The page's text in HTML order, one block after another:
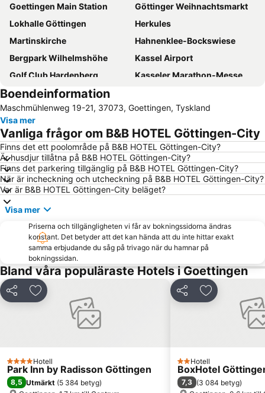
Goettingen Main Station
Göttinger Weihnachtsmarkt
Lokhalle Göttingen
Herkules
Martinskirche
Hahnenklee-Bockswiese
Bergpark Wilhelmshöhe
Kassel Airport
Golf Club Hardenberg
Kasseler Marathon-Messe
Stadtfest in Kassel
Kasseler Musiktage
Kasseler Museumsnacht
Kasseler Dokumentarfilm- und Videofest
Golfclub Kassel-Wilhelmshöhe
Boendeinformation
Maschmühlenweg 19-21, 37073, Goettingen, Tyskland
Visa mer
Vanliga frågor om B&B HOTEL Göttingen-City
Finns det ett poolområde på B&B HOTEL Göttingen-City?
Är husdjur tillåtna på B&B HOTEL Göttingen-City?
Finns det parkering tillgänglig på B&B HOTEL Göttingen-City?
När är incheckning och utcheckning på B&B HOTEL Göttingen-City?
Var är B&B HOTEL Göttingen-City beläget?
Visa mer
Priserna och tillgängligheten vi får av bokningssidorna ändras
konstant. Det betyder att det kan hända att du inte hittar exakt
samma erbjudande du såg på trivago när du hamnar på
bokningssidan.
Bland våra populäraste Hotels i Goettingen
Dela Lägg till i Mina Favoriter
4 Stjärnor
Hotell
Park Inn by Radisson Göttingen
8,5 Utmärkt (5 384 betyg)
Dela Lägg till i
2 Stjärnor
Hotell
BoxHotel
7,3 (3 084 betyg)